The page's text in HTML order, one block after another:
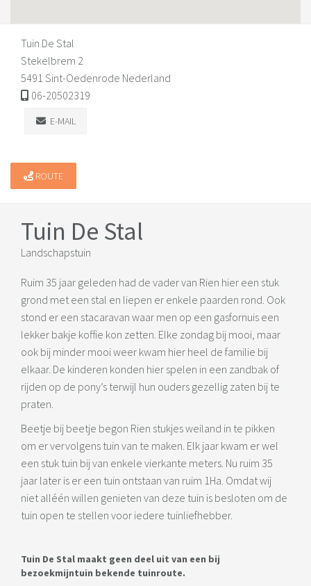
Tuin De Stal
Stekelbrem 2
5491 Sint-Oedenrode Nederland
06-20502319
E-MAIL
ROUTE
Tuin De Stal
Landschapstuin
Ruim 35 jaar geleden had de vader van Rien hier een stuk
grond met een stal en liepen er enkele paarden rond. Ook
stond er een stacaravan waar men op een gasfornuis een
lekker bakje koffie kon zetten. Elke zondag bij mooi, maar
ook bij minder mooi weer kwam hier heel de familie bij
elkaar. De kinderen konden hier spelen in een zandbak of
rijden op de pony’s terwijl hun ouders gezellig zaten bij te
praten.
Beetje bij beetje begon Rien stukjes weiland in te pikken
om er vervolgens tuin van te maken. Elk jaar kwam er wel
een stuk tuin bij van enkele vierkante meters. Nu ruim 35
jaar later is er een tuin ontstaan van ruim 1Ha. Omdat wij
niet alléén willen genieten van deze tuin is besloten om de
tuin open te stellen voor iedere tuinliefhebber.
Tuin De Stal maakt geen deel uit van een bij
bezoekmijntuin bekende tuinroute.